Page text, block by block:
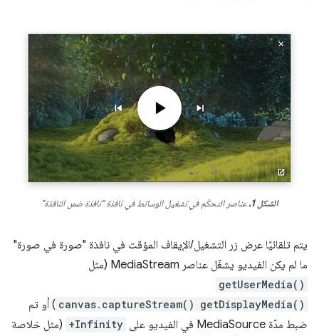
الشكل 1. عناصر التحكّم في تشغيل الوسائط في نافذة "نافذة ضمن النافذة"
يتم تلقائيًا عرض زر التشغيل/الإيقاف المؤقت في نافذة "صورة في صورة"
ما لم يكن الفيديو يشغّل عناصر MediaStream (مثل
getUserMedia()
getDisplayMedia()
canvas.captureStream() ) أو تم
ضبط مدّة MediaSource في الفيديو على
+Infinity (مثل خلاصة